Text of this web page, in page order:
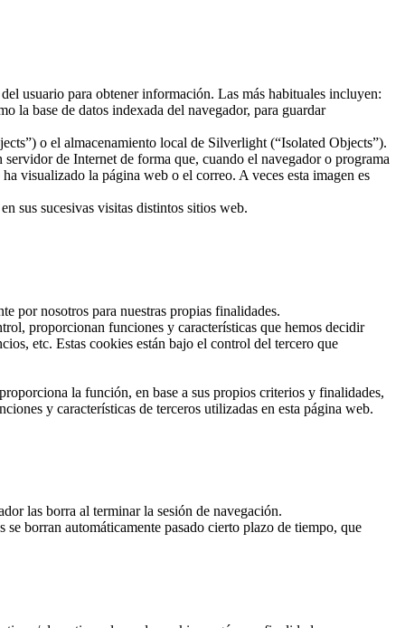
usuario para obtener información. Las más habituales incluyen:
la base de datos indexada del navegador, para guardar
o el almacenamiento local de Silverlight (“Isolated Objects”).
de Internet de forma que, cuando el navegador o programa
visualizado la página web o el correo. A veces esta imagen es
sus sucesivas visitas distintos sitios web.
por nosotros para nuestras propias finalidades.
proporcionan funciones y características que hemos decidir
etc. Estas cookies están bajo el control del tercero que
la función, en base a sus propios criterios y finalidades,
y características de terceros utilizadas en esta página web.
las borra al terminar la sesión de navegación.
borran automáticamente pasado cierto plazo de tiempo, que